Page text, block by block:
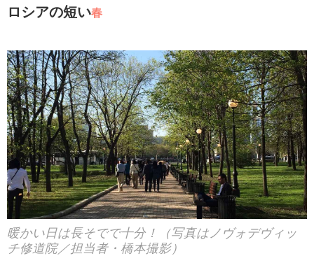
ロシアの短い春
暖かい日は長そでで十分！（写真はノヴォデヴィッ
チ修道院／担当者・橋本撮影）